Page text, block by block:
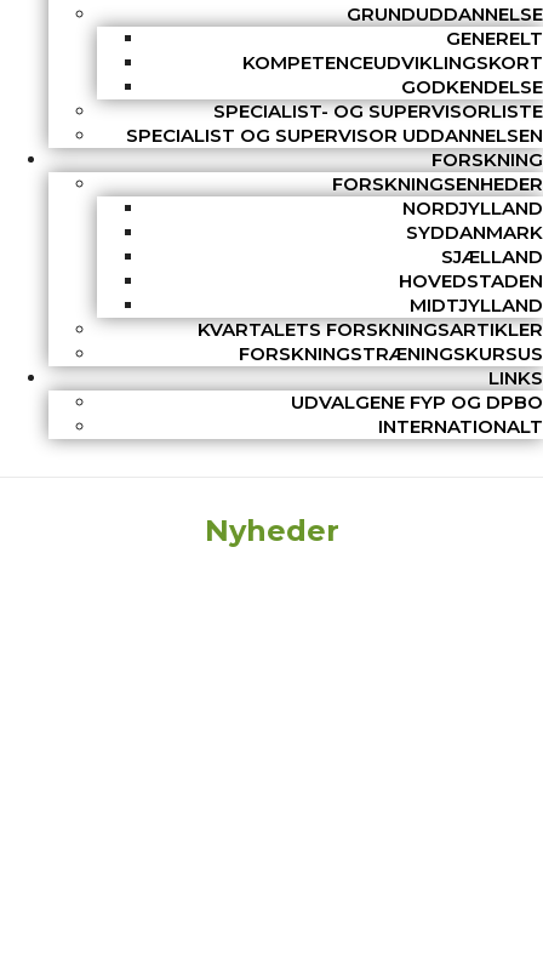
GRUNDUDDANNELSE
GENERELT
KOMPETENCEUDVIKLINGSKORT
GODKENDELSE
SPECIALIST- OG SUPERVISORLISTE
SPECIALIST OG SUPERVISOR UDDANNELSEN
FORSKNING
FORSKNINGSENHEDER
NORDJYLLAND
SYDDANMARK
SJÆLLAND
HOVEDSTADEN
MIDTJYLLAND
KVARTALETS FORSKNINGSARTIKLER
FORSKNINGSTRÆNINGSKURSUS
LINKS
UDVALGENE FYP OG DPBO
INTERNATIONALT
Nyheder